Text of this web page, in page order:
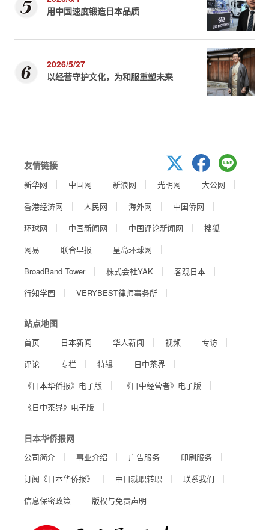
用中国速度锻造日本品质
2026/5/27
以经营守护文化，为和服重塑未来
友情链接
新华网 中国网 新浪网 光明网
大公网
香港经济网
人民网 海外网
中国侨网
环球网
中国新闻网 中国评论新闻网
搜狐
网易
联合早报
星岛环球网
BroadBand Tower
株式会社YAK
客观日本
行知学园
VERYBEST律师事务所
站点地图
首页 日本新闻 华人新闻 视频
专访
评论
专栏 特辑
日中茶界
《日本华侨报》电子版
《日中经营者》电子版
《日中茶界》电子版
日本华侨报网
公司简介 事业介绍 广告服务
印刷服务
订阅《日本华侨报》
中日就职转职
联系我们
信息保密政策
版权与免责声明